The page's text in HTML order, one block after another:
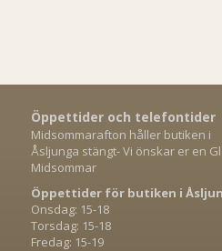
Öppettider och telefontider
Midsommarafton håller butiken i
Åsljunga stängt- Vi önskar er en
Midsommar
Öppettider för butiken i
Onsdag: 15-18
Torsdag: 15-18
Fredag: 15-19